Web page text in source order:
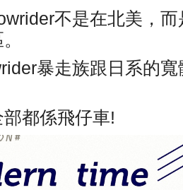
不是在北美，
暴走族跟日系的
都係飛仔車!